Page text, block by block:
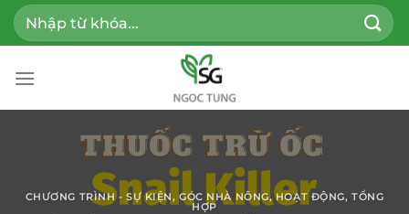
Bỏ
qua
dung
Tìm
kiếm:
CHƯƠNG TRÌNH - SỰ KIỆN,GÓC NHÀ NÔNG,HOẠT ĐỘNG,TỔNG
HỢP